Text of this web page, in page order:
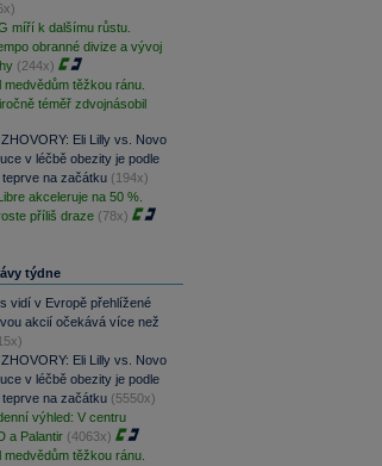
míří k dalšímu růstu.
obranné divize a vývoj
(244x)
medvědům těžkou ránu.
téměř zdvojnásobil
Eli Lilly vs. Novo
v léčbě obezity je podle
teprve na začátku (194x)
akceleruje na 50 %.
příliš draze (78x)
týdne
vidí v Evropě přehlížené
akcií očekává více než
Eli Lilly vs. Novo
v léčbě obezity je podle
teprve na začátku (5550x)
výhled: V centru
a Palantir (4063x)
medvědům těžkou ránu.